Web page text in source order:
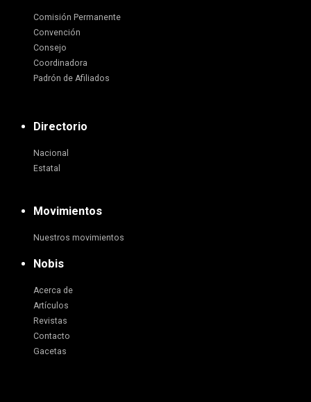
Comisión Permanente
Convención
Consejo
Coordinadora
Padrón de Afiliados
Directorio
Nacional
Estatal
Movimientos
Nuestros movimientos
Nobis
Acerca de
Artículos
Revistas
Contacto
Gacetas